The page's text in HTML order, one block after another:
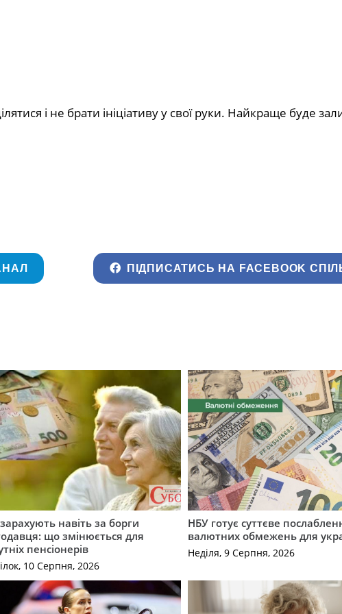
і не брати ініціативу у свої руки. Найкраще буде
ПІДПИСАТИСЬ НА FACEBOOK
навіть за борги
що змінюється для
пенсіонерів
10 Серпня, 2026
НБУ готує суттєве
валютних обмежень для
Неділя, 9 Серпня, 2026